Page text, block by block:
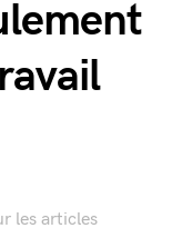
les articles